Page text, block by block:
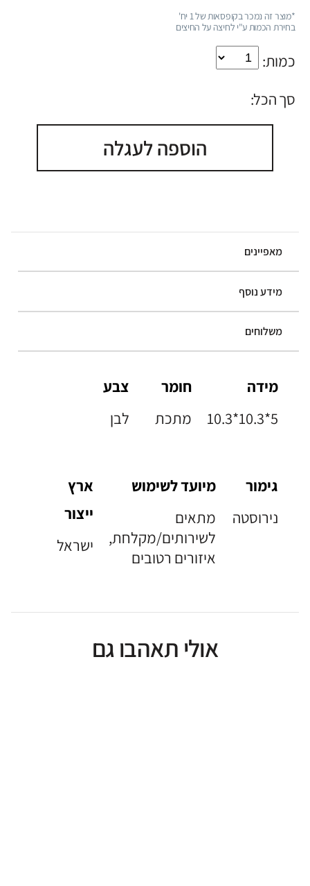
*מוצר זה נמכר בקופסאות של 1 יח'
בחירת הכמות ע"י לחיצה על החיצים
כמות:
סך הכל:
הוספה לעגלה
מאפיינים
מידע נוסף
משלוחים
מידה
10.3*10.3*5
חומר
מתכת
צבע
לבן
גימור
נירוסטה
מיועד לשימוש
מתאים
לשירותים/מקלחת,
איזורים רטובים
ארץ
ייצור
ישראל
אולי תאהבו גם